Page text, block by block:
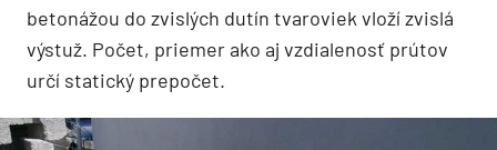
betonážou do zvislých dutín tvaroviek vloží zvislá
výstuž. Počet, priemer ako aj vzdialenosť prútov
určí statický prepočet.